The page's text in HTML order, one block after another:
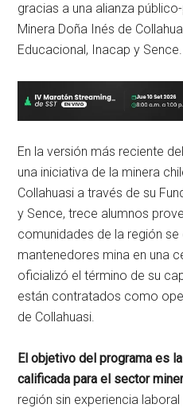
gracias a una alianza
Minera Doña Inés de
Educacional, Inacap y Sence.
En la versión más reciente
una iniciativa de la minera
Collahuasi a través de su
y Sence, trece alumnos
comunidades de la región
mantenedores mina en una
oficializó el término de su
están contratados como
de Collahuasi.
El objetivo del programa es
calificada para el sector
región sin experiencia